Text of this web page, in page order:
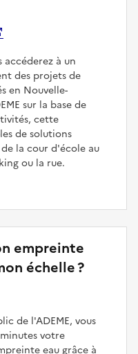
accéderez à un
des projets de
en Nouvelle-
sur la base de
cette
de solutions
la cour d'école au
ou la rue.
empreinte
échelle ?
de l'ADEME, vous
votre
eau grâce à